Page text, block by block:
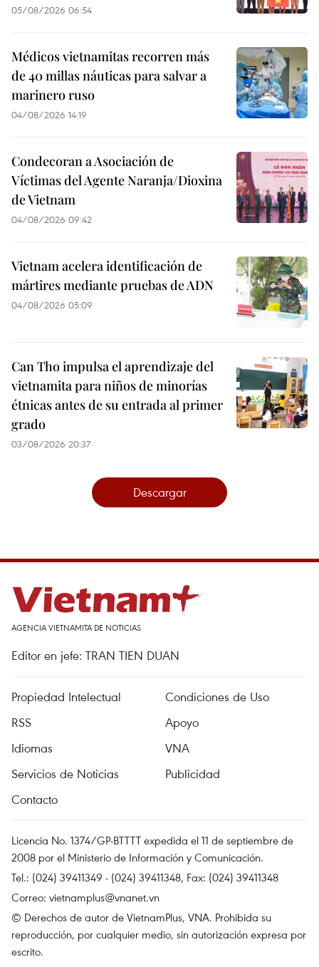
05/08/2026 06:54
Médicos vietnamitas recorren más
de 40 millas náuticas para salvar a
marinero ruso
04/08/2026 14:19
Condecoran a Asociación de
Víctimas del Agente Naranja/Dioxina
de Vietnam
04/08/2026 09:42
Vietnam acelera identificación de
mártires mediante pruebas de ADN
04/08/2026 05:09
Can Tho impulsa el aprendizaje del
vietnamita para niños de minorías
étnicas antes de su entrada al primer
grado
03/08/2026 20:37
Descargar
AGENCIA VIETNAMITA DE NOTICIAS
Editor en jefe: TRAN TIEN DUAN
Propiedad Intelectual
Condiciones de Uso
RSS
Apoyo
Idiomas
VNA
Servicios de Noticias
Publicidad
Contacto
Licencia No. 1374/GP-BTTTT expedida el 11 de septiembre de
2008 por el Ministerio de Información y Comunicación.
Tel.: (024) 39411349 - (024) 39411348, Fax: (024) 39411348
Correo: vietnamplus@vnanet.vn
© Derechos de autor de VietnamPlus, VNA. Prohibida su
reproducción, por cualquier medio, sin autorización expresa por
escrito.